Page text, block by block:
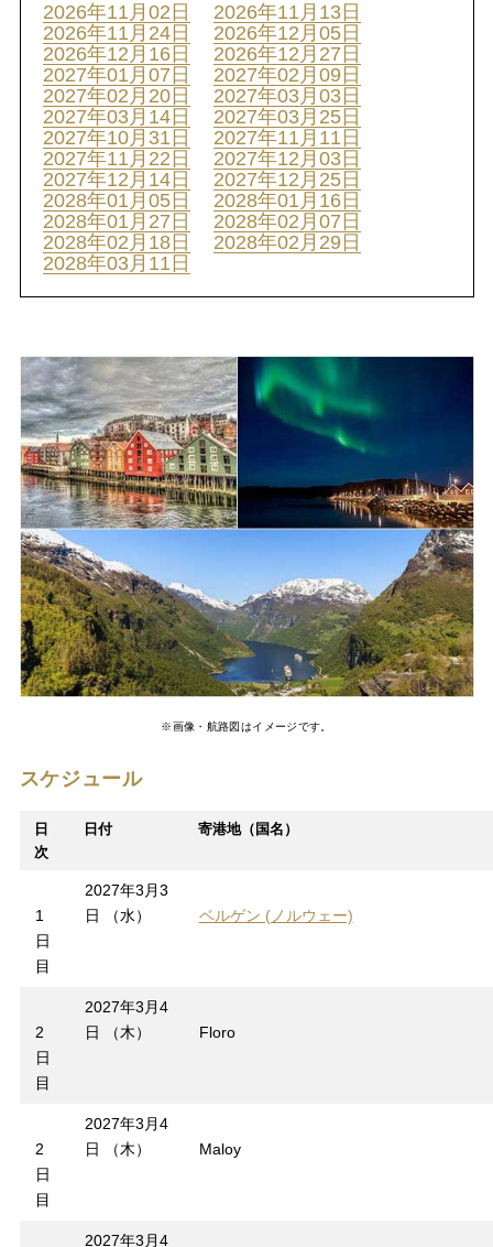
2026年11月02日
2026年11月13日
2026年11月24日
2026年12月05日
2026年12月16日
2026年12月27日
2027年01月07日
2027年02月09日
2027年02月20日
2027年03月03日
2027年03月14日
2027年03月25日
2027年10月31日
2027年11月11日
2027年11月22日
2027年12月03日
2027年12月14日
2027年12月25日
2028年01月05日
2028年01月16日
2028年01月27日
2028年02月07日
2028年02月18日
2028年02月29日
2028年03月11日
※画像・航路図はイメージです。
スケジュール
日
次
日付 寄港地（国名）
1
日
目
2027年3月3
日 （水）
ベルゲン (ノルウェー)
2
日
目
2027年3月4
日 （木）
Floro
2
日
目
2027年3月4
日 （木）
Maloy
2027年3月4